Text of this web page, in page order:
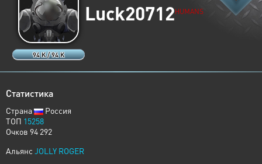
94 K / 94 K
Luck20712HUMANS
Статистика
Страна
Россия
ТОП 15258
Очков 94 292
Альянс JOLLY ROGER